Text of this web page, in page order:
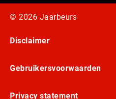
© 2026 Jaarbeurs
Disclaimer
Gebruikersvoorwaarden
Privacy statement